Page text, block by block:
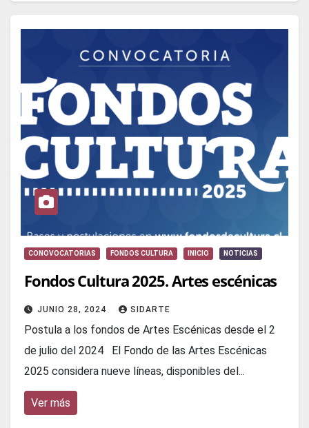
CONOVOCATORIAS FONDOS CULTURA INICIO NOTICIAS
Fondos Cultura 2025. Artes escénicas
JUNIO 28, 2024 SIDARTE
Postula a los fondos de Artes Escénicas desde el 2
de julio del 2024 El Fondo de las Artes Escénicas
2025 considera nueve líneas, disponibles del...
Ver más